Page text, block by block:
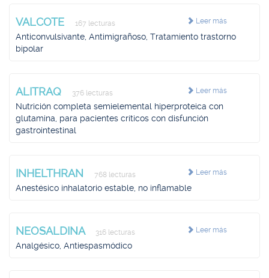
Leer más
VALCOTE 167 lecturas
Anticonvulsivante, Antimigrañoso, Tratamiento trastorno
bipolar
Leer más
ALITRAQ 376 lecturas
Nutrición completa semielemental hiperproteica con
glutamina, para pacientes críticos con disfunción
gastrointestinal
Leer más
INHELTHRAN 768 lecturas
Anestésico inhalatorio estable, no inflamable
Leer más
NEOSALDINA 316 lecturas
Analgésico, Antiespasmódico